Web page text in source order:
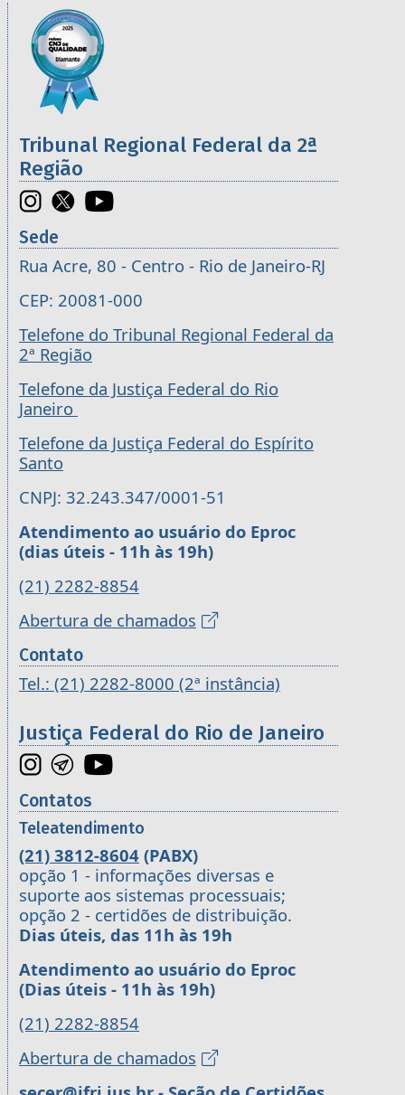
Informações úteis sobre os órgãos da 2ª
Imagem
Tribunal Regional Federal da 2ª
Região
Sede
Rua Acre, 80 - Centro - Rio de Janeiro-RJ
CEP: 20081-000
Telefone do Tribunal Regional Federal da
2ª Região
Telefone da Justiça Federal do Rio
Janeiro
Telefone da Justiça Federal do Espírito
Santo
CNPJ: 32.243.347/0001-51
Atendimento ao usuário do Eproc
(dias úteis - 11h às 19h)
(21) 2282-8854
Abertura de chamados
Contato
Tel.: (21) 2282-8000 (2ª instância)
Justiça Federal do Rio de Janeiro
Contatos
Teleatendimento
(21) 3812-8604 (PABX)
opção 1 - informações diversas e
suporte aos sistemas processuais;
opção 2 - certidões de distribuição.
Dias úteis, das 11h às 19h
Atendimento ao usuário do Eproc
(Dias úteis - 11h às 19h)
(21) 2282-8854
Abertura de chamados